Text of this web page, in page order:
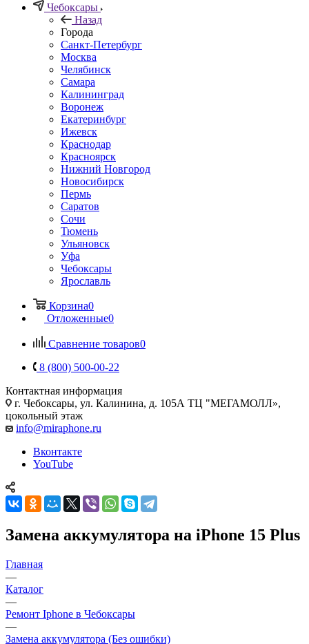
Чебоксары
Назад
Города
Санкт-Петербург
Москва
Челябинск
Самара
Калининград
Воронеж
Екатеринбург
Ижевск
Краснодар
Красноярск
Нижний Новгород
Новосибирск
Пермь
Саратов
Сочи
Тюмень
Ульяновск
Уфа
Чебоксары
Ярославль
Корзина0
Отложенные0
Сравнение товаров0
8 (800) 500-00-22
Контактная информация
г. Чебоксары, ул. Калинина, д. 105А ТЦ "МЕГАМОЛЛ»,
цокольный этаж
info@miraphone.ru
Вконтакте
YouTube
Замена аккумулятора на iPhone 15 Plus
Главная
—
Каталог
—
Ремонт Iphone в Чебоксары
—
Замена аккумулятора (Без ошибки)